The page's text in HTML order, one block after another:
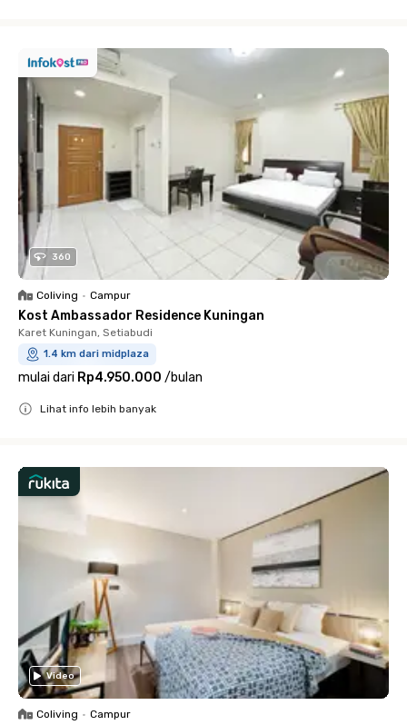
360
Coliving • Campur
Kost Ambassador Residence Kuningan
Karet Kuningan, Setiabudi
1.4 km dari midplaza
mulai dari Rp4.950.000 /bulan
Lihat info lebih banyak
Video
Coliving • Campur